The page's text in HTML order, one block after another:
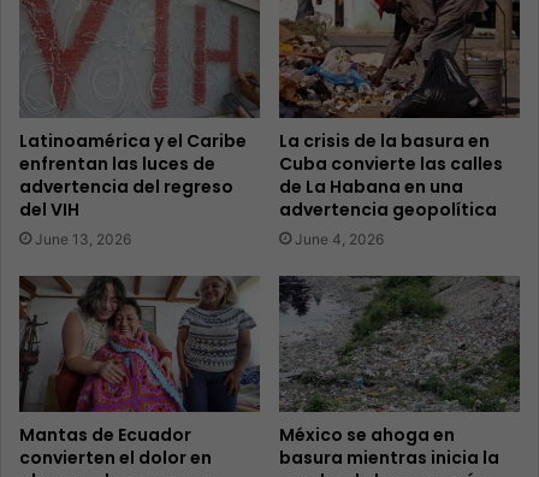
Latinoamérica y el Caribe
enfrentan las luces de
advertencia del regreso
del VIH
June 13, 2026
La crisis de la basura en
Cuba convierte las calles
de La Habana en una
advertencia geopolítica
June 4, 2026
Mantas de Ecuador
convierten el dolor en
México se ahoga en
basura mientras inicia la